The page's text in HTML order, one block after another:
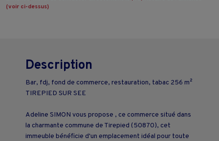
(voir ci-dessus)
Description
Bar, fdj, fond de commerce, restauration, tabac 256 m²
TIREPIED SUR SEE
Adeline SIMON vous propose , ce commerce situé dans
la charmante commune de Tirepied (50870), cet
immeuble bénéficie d'un emplacement idéal pour toute